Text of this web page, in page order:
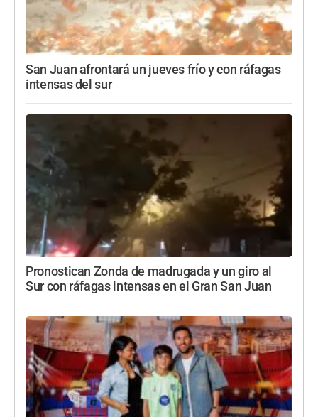
San Juan afrontará un jueves frío y con ráfagas
intensas del sur
Pronostican Zonda de madrugada y un giro al
Sur con ráfagas intensas en el Gran San Juan